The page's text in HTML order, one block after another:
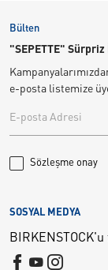
Bülten
"SEPETTE" Sürpriz
e-posta listemize
Sözleşme onay
SOSYAL MEDYA